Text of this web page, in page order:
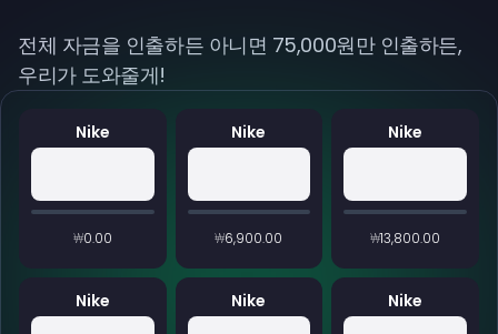
Nike
₩0.00
Nike
₩6,900.00
Nike
₩13,800.00
Nike Nike Nike
전체 자금을 인출하든 아니면 75,000원만 인출하든,
우리가 도와줄게!